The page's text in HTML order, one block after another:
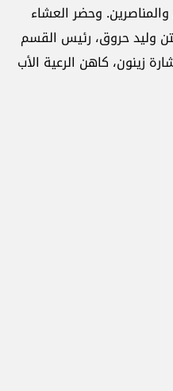
وحضر العشاء
وليد حروق، رئيس القسم
زينون، كاهن الرعية الأب